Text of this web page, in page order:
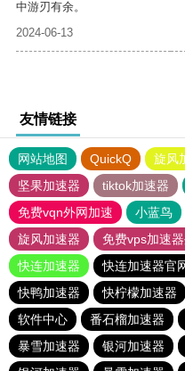
中游刃有余。
2024-06-13
友情链接
网站地图 QuickQ 旋风
坚果加速器
tiktok加速器
免费vqn外网加速
小蓝鸟
旋风加速器
免费vps加速
快连加速器
快连加速器官
快鸭加速器
快柠檬加速器
软件中心
番石榴加速器
暴雪加速器
银河加速器